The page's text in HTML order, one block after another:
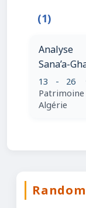
(1)
Sana’a-
13 - 26
Algérie